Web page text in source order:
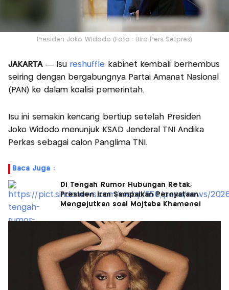
Presiden Joko Widodo (Foto : Biro Pers Setpres)
JAKARTA— Isu reshuffle kabinet kembali berhembus
seiring dengan bergabungnya Partai Amanat Nasional
(PAN) ke dalam koalisi pemerintah.
Isu ini semakin kencang bertiup setelah Presiden
Joko Widodo menunjuk KSAD Jenderal TNI Andika
Perkas sebagai calon Panglima TNI.
Baca Juga :
Di Tengah Rumor Hubungan Retak,
Presiden Iran Sampaikan Pernyataan
Mengejutkan soal Mojtaba Khamenei